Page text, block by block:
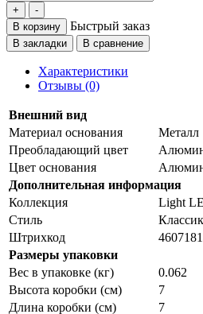
В корзину Быстрый заказ
В закладки В сравнение
Характеристики
Отзывы (0)
Внешний вид
Материал основания
Металл
Преобладающий цвет
Цвет основания
Дополнительная информация
Коллекция
Light
Стиль
Штрихкод
Размеры упаковки
Вес в упаковке (кг)
0.062
Высота коробки (см)
7
Длина коробки (см)
7